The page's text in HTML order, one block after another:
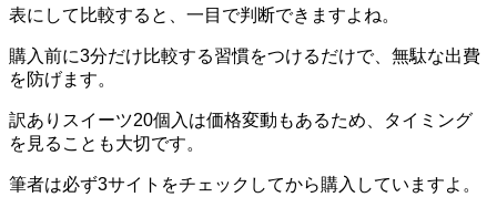
表にして比較すると、一目で判断できますよね。
購入前に3分だけ比較する習慣をつけるだけで、無駄な出費
を防げます。
訳ありスイーツ20個入は価格変動もあるため、タイミング
を見ることも大切です。
筆者は必ず3サイトをチェックしてから購入していますよ。